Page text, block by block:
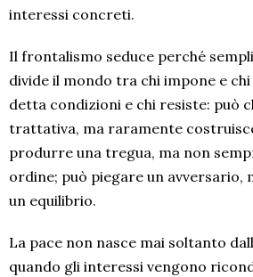
interessi concreti.
Il frontalismo seduce perché
divide il mondo tra chi impone e
detta condizioni e chi resiste: può
trattativa, ma raramente
produrre una tregua, ma non
ordine; può piegare un avversario,
un equilibrio.
La pace non nasce mai soltanto
quando gli interessi vengono